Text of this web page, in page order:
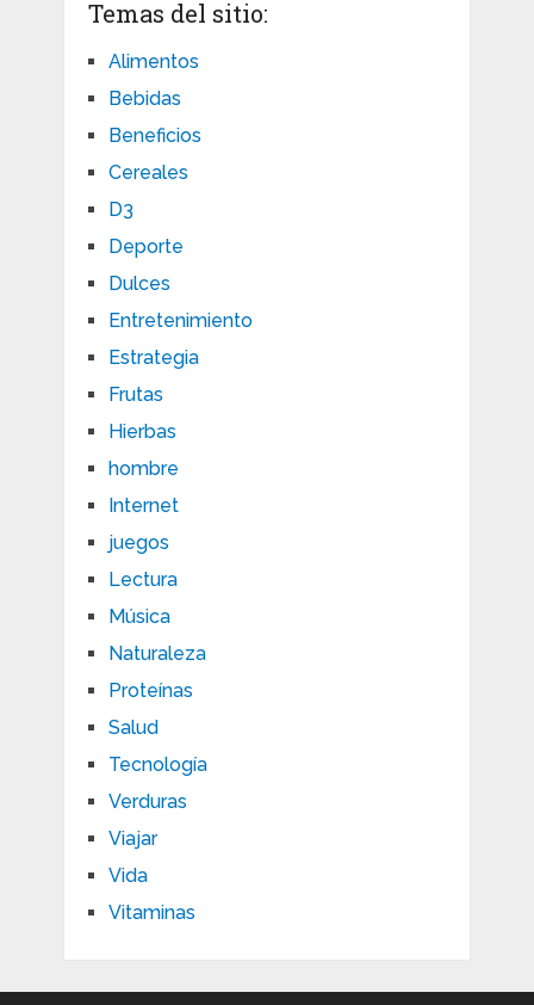
Temas del sitio:
Alimentos
Bebidas
Beneficios
Cereales
D3
Deporte
Dulces
Entretenimiento
Estrategia
Frutas
Hierbas
hombre
Internet
juegos
Lectura
Música
Naturaleza
Proteínas
Salud
Tecnología
Verduras
Viajar
Vida
Vitaminas